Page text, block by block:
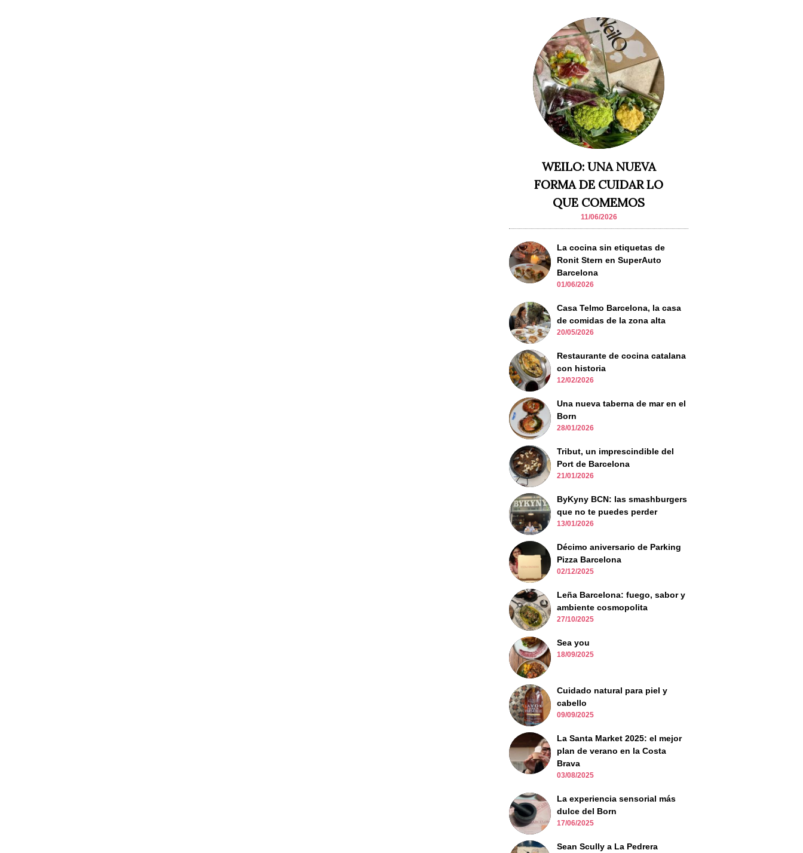
WEILO: UNA NUEVA
FORMA DE CUIDAR LO
QUE COMEMOS
11/06/2026
La cocina sin etiquetas de
Ronit Stern en SuperAuto
Barcelona
01/06/2026
Casa Telmo Barcelona, la casa
de comidas de la zona alta
20/05/2026
Restaurante de cocina catalana
con historia
12/02/2026
Una nueva taberna de mar en el
Born
28/01/2026
Tribut, un imprescindible del
Port de Barcelona
21/01/2026
ByKyny BCN: las smashburgers
que no te puedes perder
13/01/2026
Décimo aniversario de Parking
Pizza Barcelona
02/12/2025
Leña Barcelona: fuego, sabor y
ambiente cosmopolita
27/10/2025
Sea you
18/09/2025
Cuidado natural para piel y
cabello
09/09/2025
La Santa Market 2025: el mejor
plan de verano en la Costa
Brava
03/08/2025
La experiencia sensorial más
dulce del Born
17/06/2025
Sean Scully a La Pedrera